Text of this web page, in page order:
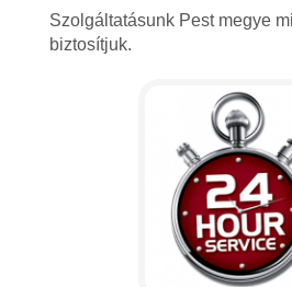
Szolgáltatásunk Pest megye
biztosítjuk.